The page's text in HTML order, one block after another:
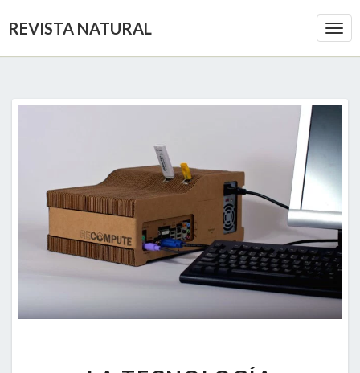
REVISTA NATURAL